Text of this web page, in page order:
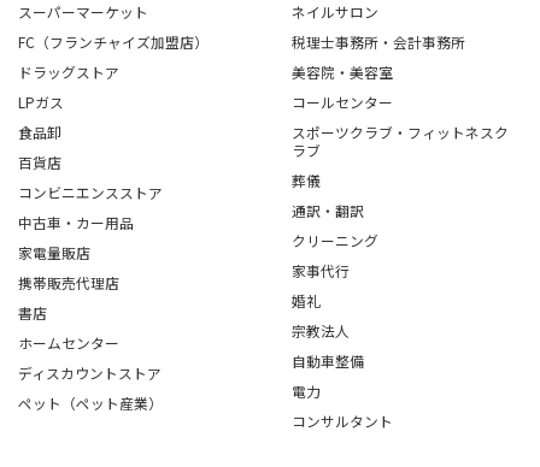
スーパーマーケット
FC（フランチャイズ加盟店）
ドラッグストア
LPガス
食品卸
百貨店
コンビニエンスストア
中古車・カー用品
家電量販店
携帯販売代理店
書店
ホームセンター
ディスカウントストア
ペット（ペット産業）
ネイルサロン
税理士事務所・会計事務所
美容院・美容室
コールセンター
スポーツクラブ・フィットネスク
ラブ
葬儀
通訳・翻訳
クリーニング
家事代行
婚礼
宗教法人
自動車整備
電力
コンサルタント